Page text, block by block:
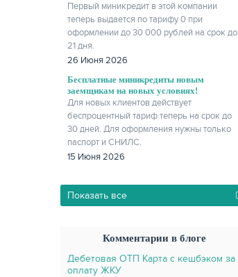
Первый миникредит в этой компании
теперь выдается по тарифу 0 при
оформлении до 30 000 рублей на срок до
21 дня.
26 Июня 2026
Бесплатные миникредиты новым
заемщикам на новых условиях!
Для новых клиентов действует
беспроцентный тариф теперь на срок до
30 дней. Для оформления нужны только
паспорт и СНИЛС.
15 Июня 2026
Показать все
Комментарии в блоге
Дебетовая ОТП Карта с кешбэком за
оплату ЖКУ